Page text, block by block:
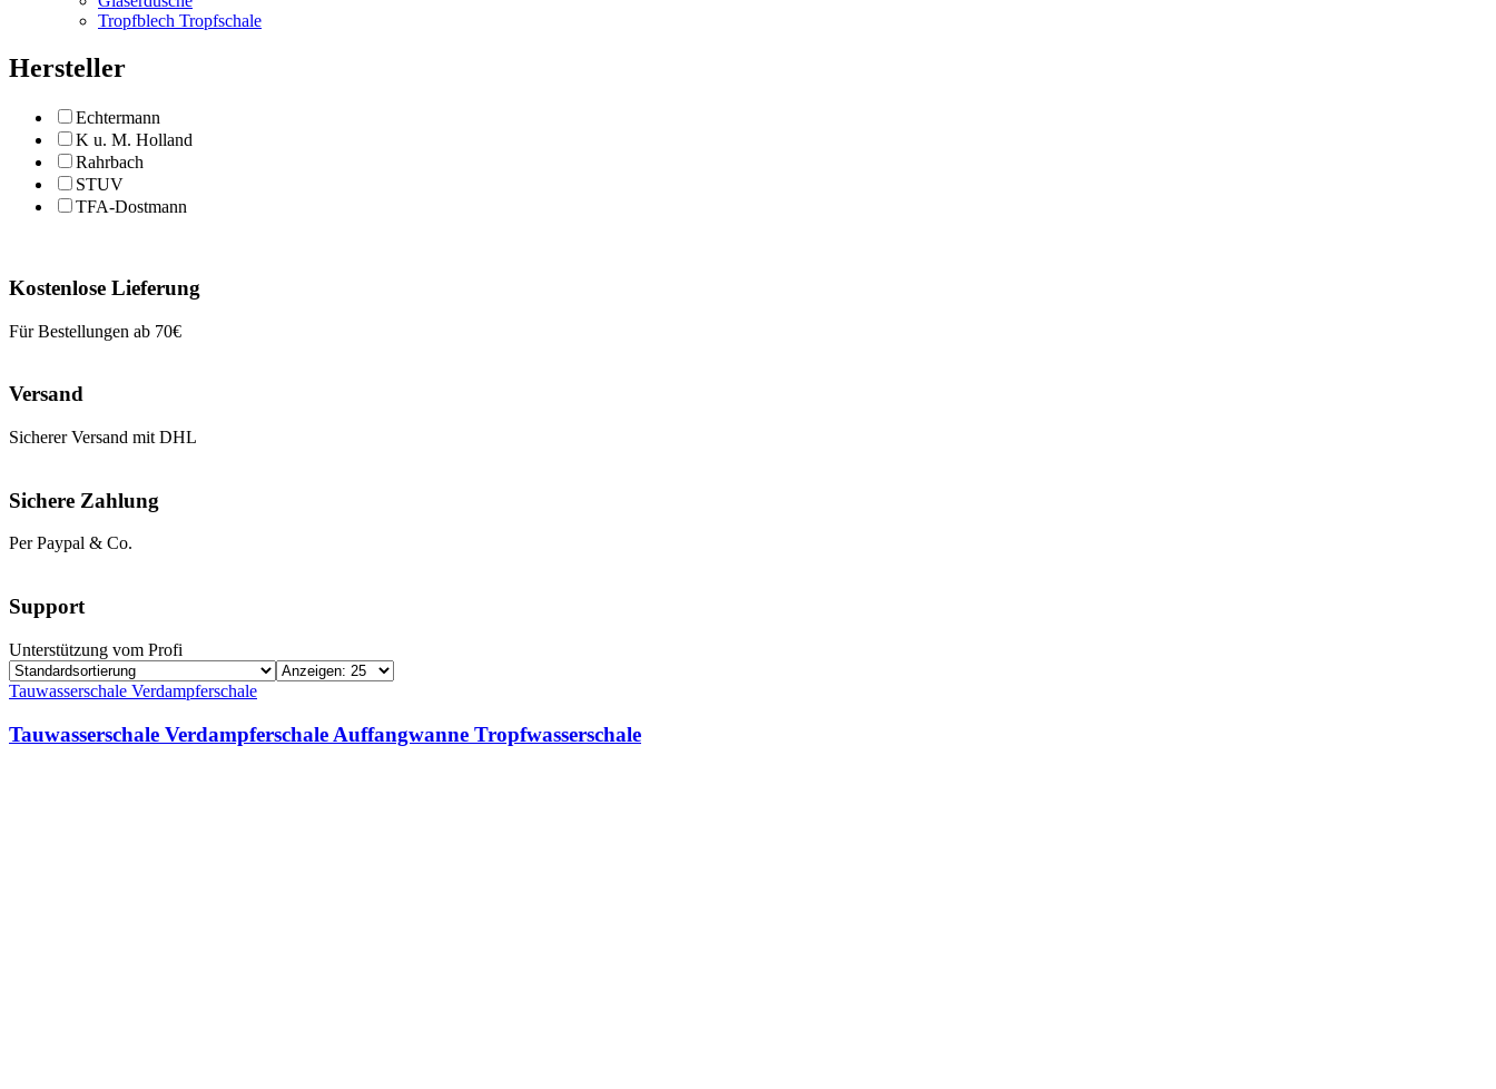
Tropfblech Tropfschale
Hersteller
Echtermann
K u. M. Holland
Rahrbach
STUV
TFA-Dostmann
Kostenlose Lieferung
Für Bestellungen ab 70€
Versand
Sicherer Versand mit DHL
Sichere Zahlung
Per Paypal & Co.
Support
Unterstützung vom Profi
Tauwasserschale Verdampferschale
Tauwasserschale Verdampferschale Auffangwanne Tropfwasserschale